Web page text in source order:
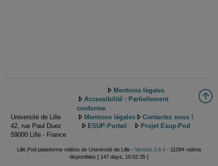
Université de Lille
42, rue Paul Duez
59000 Lille - France
Mentions légales
Accessibilité : Partiellement
conforme
Mentions légales
Contactez nous !
ESUP-Portail
Projet Esup-Pod
Lille.Pod plateforme vidéos de Université de Lille - Version 3.8.4- 11084 vidéos
disponibles [ 147 days, 16:02:35 ]